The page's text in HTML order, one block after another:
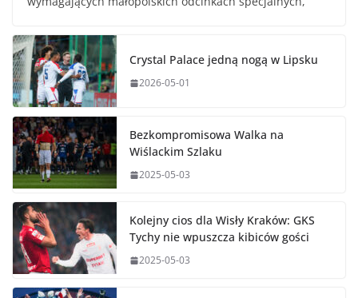
Crystal Palace jedną nogą w Lipsku
2026-05-01
Bezkompromisowa Walka na
Wiślackim Szlaku
2025-05-03
Kolejny cios dla Wisły Kraków: GKS
Tychy nie wpuszcza kibiców gości
2025-05-03